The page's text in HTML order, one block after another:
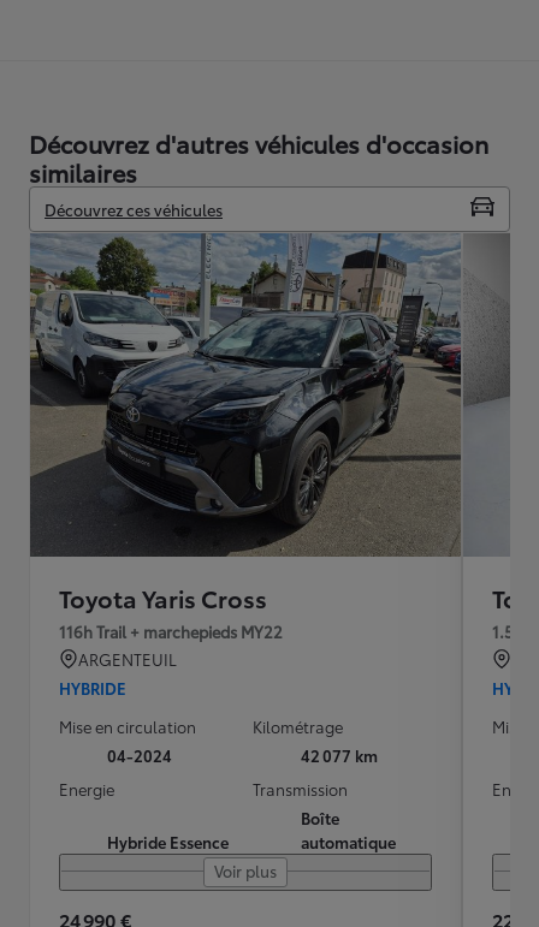
Découvrez d'autres véhicules d'occasion
similaires
Découvrez ces véhicules
Toyota Yaris Cross
116h Trail + marchepieds MY22
ARGENTEUIL
HYBRIDE
Mise en circulation
04-2024
Kilométrage
42 077 km
Energie
Hybride Essence
Transmission
Boîte
automatique
Voir plus
24 990 €
1.5
Mise
22